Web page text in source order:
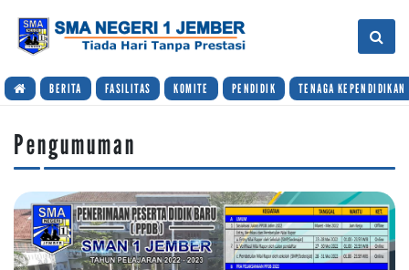
BERITA FASILITAS KOMITE PENDIDIK TENAGA KEPENDIDIKAN
Pengumuman